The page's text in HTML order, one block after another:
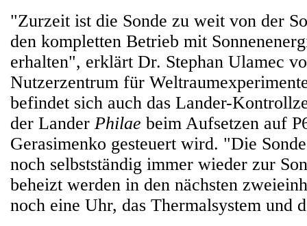
"Zurzeit ist die Sonde zu weit von der
den kompletten Betrieb mit
erhalten", erklärt Dr. Stephan Ulamec
Nutzerzentrum für
befindet sich auch das Lander-
der Lander Philae beim Aufsetzen auf
Gerasimenko gesteuert wird. "Die
noch selbstständig immer wieder zur
beheizt werden in den nächsten
noch eine Uhr, das Thermalsystem und